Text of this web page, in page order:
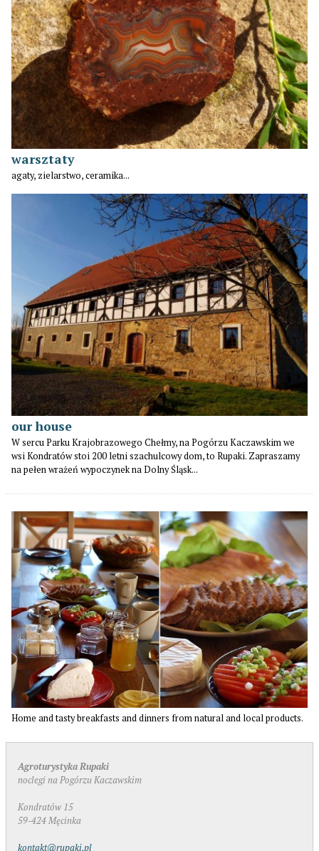
warsztaty
agaty, zielarstwo, ceramika...
our house
W sercu Parku Krajobrazowego Chełmy, na Pogórzu Kaczawskim we
wsi Kondratów stoi 200 letni szachulcowy dom, to Rupaki. Zapraszamy
na pełen wrażeń wypoczynek na Dolny Śląsk...
Home and tasty breakfasts and dinners from natural and local products.
Agroturystyka Rupaki
noclegi na Pogórzu Kaczawskim
Kondratów 15
59-424 Męcinka
kontakt@rupaki.pl